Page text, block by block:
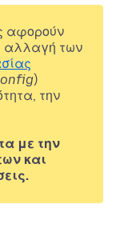
αφορούν
αλλαγή των
)
την
με την
και